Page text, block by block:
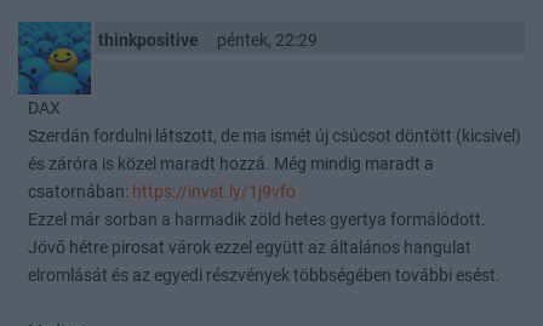
thinkpositive péntek, 22:29
DAX
Szerdán fordulni látszott, de ma ismét új csúcsot döntött (kicsivel)
és záróra is közel maradt hozzá. Még mindig maradt a
csatornában: https://invst.ly/1j9vfo
Ezzel már sorban a harmadik zöld hetes gyertya formálódott.
Jövő hétre pirosat várok ezzel együtt az általános hangulat
elromlását és az egyedi részvények többségében további esést.